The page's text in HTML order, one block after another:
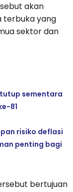
akan
terbuka yang
sektor dan
sementara
81
risiko deflasi
penting bagi
bertujuan